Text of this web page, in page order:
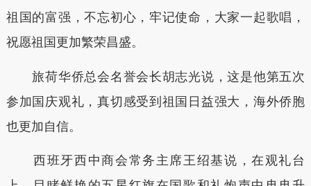
祖国的富强，不忘初心，牢记使命，大家一起歌唱，
祝愿祖国更加繁荣昌盛。
旅荷华侨总会名誉会长胡志光说，这是他第五次
参加国庆观礼，真切感受到祖国日益强大，海外侨胞
也更加自信。
西班牙西中商会常务主席王绍基说，在观礼台